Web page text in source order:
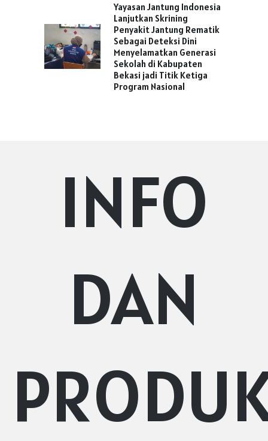
Yayasan Jantung Indonesia
Lanjutkan Skrining
Penyakit Jantung Rematik
Sebagai Deteksi Dini
Menyelamatkan Generasi
Sekolah di Kabupaten
Bekasi jadi Titik Ketiga
Program Nasional
INFO
DAN